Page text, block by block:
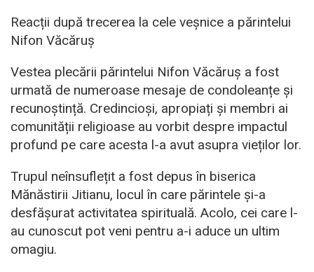
Reacții după trecerea la cele veșnice a părintelui
Nifon Văcăruș
Vestea plecării părintelui Nifon Văcăruș a fost
urmată de numeroase mesaje de condoleanțe și
recunoștință. Credincioși, apropiați și membri ai
comunității religioase au vorbit despre impactul
profund pe care acesta l-a avut asupra vieților lor.
Trupul neînsuflețit a fost depus în biserica
Mănăstirii Jitianu, locul în care părintele și-a
desfășurat activitatea spirituală. Acolo, cei care l-
au cunoscut pot veni pentru a-i aduce un ultim
omagiu.